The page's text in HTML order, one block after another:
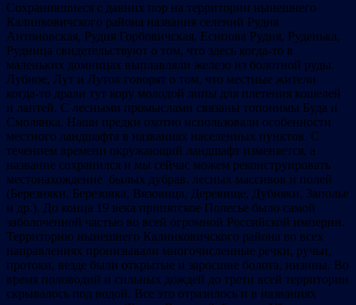
Сохранившиеся с давних пор на территории нынешнего
Калинковичского района названия селений Рудня
Антоновская, Рудня Горбовичская, Есипова Рудня, Руденька,
Рудница свидетельствуют о том, что здесь когда-то в
маленьких домницах выплавляли железо из болотной руды.
Лубное, Лут и Луток говорят о том, что местные жители
когда-то драли тут кору молодой липы для плетения кошелей
и лаптей. С лесными промыслами связаны топонимы Буда и
Смолянка. Наши предки охотно использовали особенности
местного ландшафта в названиях населенных пунктов. С
течением времени окружающий ландшафт изменяется, а
название сохранился и мы сейчас можем реконструировать
местонахождение былых дубрав, лесных массивов и полей
(Березняки, Березовка, Вязовица, Деревище, Дубняки, Заполье
и др.). До конца 19 века припятское Полесье было самой
заболоченной частью во всей огромной Российской империи.
Территорию нынешнего Калинковичского района во всех
направлениях пронизывали многочисленные речки, ручьи,
протоки, везде были открытые и заросшие болота, низины. Во
время половодий и сильных дождей до трети всей территории
скрывалось под водой. Все это отразилось и в названиях